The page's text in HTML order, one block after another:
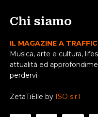
Chi siamo
IL MAGAZINE A
Musica, arte e cultura,
attualità ed
perdervi
ZetaTiElle by ISO s.r.l